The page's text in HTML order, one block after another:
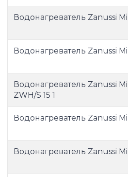
Водонагреватель Zanussi
Водонагреватель Zanussi
Водонагреватель Zanussi
ZWH/S 15 1
Водонагреватель Zanussi
Водонагреватель Zanussi